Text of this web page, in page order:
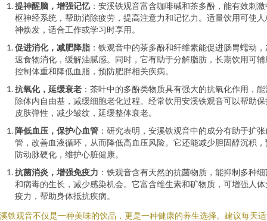
提神醒脑，增强记忆：安溪铁观音富含咖啡碱和茶多酚，能有效刺激
枢神经系统，帮助消除疲劳，提高注意力和记忆力。适量饮用可使人
神焕发，适合工作或学习时享用。
促进消化，减肥降脂 ：铁观音中的茶多酚和纤维素能促进肠胃蠕动
速食物消化，缓解油腻感。同时，它有助于分解脂肪，长期饮用可辅
控制体重和降低血脂，预防肥胖相关疾病。
抗氧化，延缓衰老 ：茶叶中的多酚类物质具有强大的抗氧化作用，
除体内自由基，减缓细胞老化过程。经常饮用安溪铁观音可以帮助保
皮肤弹性，减少皱纹，延缓整体衰老。
降低血压，保护心血管 ：研究表明，安溪铁观音中的成分有助于扩
管，改善血液循环，从而降低高血压风险。它还能减少胆固醇沉积，
防动脉硬化，维护心脏健康。
抗菌消炎，增强免疫力 ：铁观音含有天然的抗菌物质，能抑制多种
和病毒的生长，减少感染机会。它富含维生素和矿物质，可增强人体
疫力，帮助身体抵抗疾病。
铁观音不仅是一种美味的饮品，更是一种健康的养生选择。建议每天